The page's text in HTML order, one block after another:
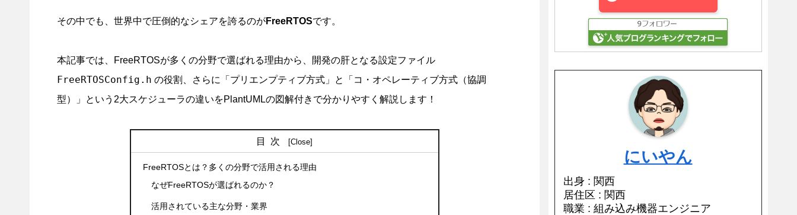
その中でも、世界中で圧倒的なシェアを誇るのがFreeRTOSです。
本記事では、FreeRTOSが多くの分野で選ばれる理由から、開発の肝となる設定ファイル
FreeRTOSConfig.h の役割、さらに「プリエンプティブ方式」と「コ・オペレーティブ方式（協調
型）」という2大スケジューラの違いをPlantUMLの図解付きで分かりやすく解説します！
目次
FreeRTOSとは？多くの分野で活用される理由
なぜFreeRTOSが選ばれるのか？
活用されている主な分野・業界
にいやん
出身 : 関西
居住区 : 関西
職業 : 組み込み機器エンジニア